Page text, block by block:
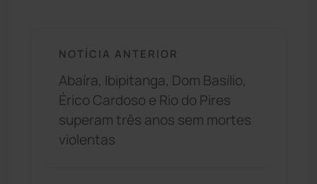
NOTÍCIA ANTERIOR
Abaíra, Ibipitanga, Dom Basílio,
Érico Cardoso e Rio do Pires
superam três anos sem mortes
violentas